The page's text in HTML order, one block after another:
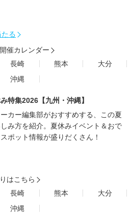
る
催カレンダー
長崎 熊本
大分
沖縄
特集2026【九州・沖縄】
カー編集部がおすすめする、この夏
み方を紹介。夏休みイベント＆おで
ポット情報が盛りだくさん！
はこちら
長崎 熊本
大分
沖縄